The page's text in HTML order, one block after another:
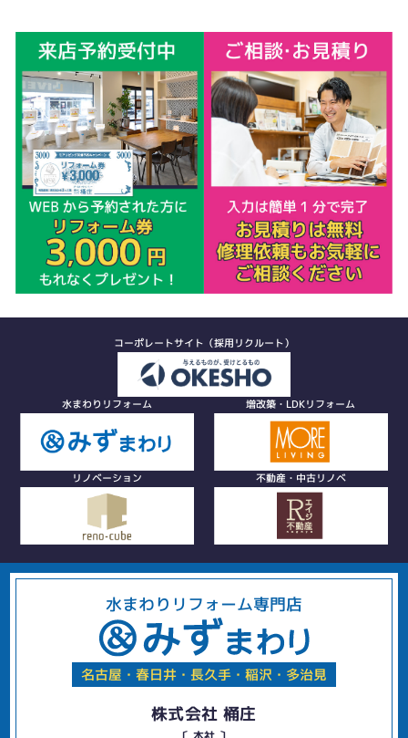
コーポレートサイト（採用リクルート）
水まわりリフォーム 増改築・LDKリフォーム
リノベーション 不動産・中古リノベ
水まわりリフォーム専門店
名古屋・春日井・長久手・稲沢・多治見
株式会社 桶庄